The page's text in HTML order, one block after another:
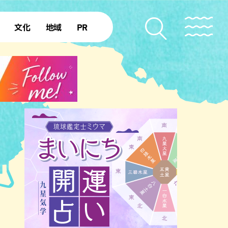
文化
復帰50年
地域
本島北部 本島中部
本島南部 先島諸島
北部離島
PR